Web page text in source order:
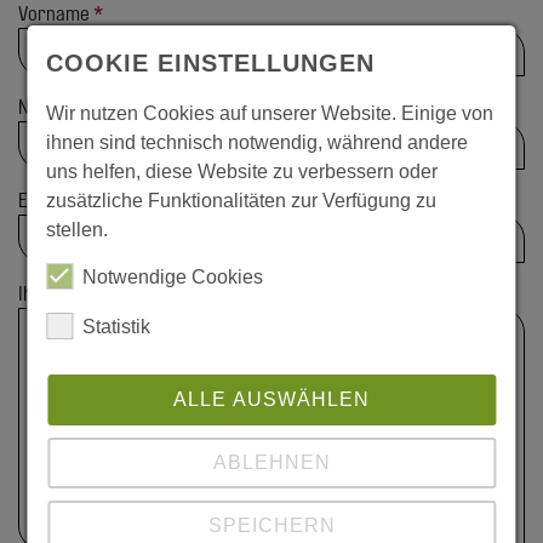
Vorname *
Nachname*
E-Mail Adresse*
Ihre Anfrage
COOKIE EINSTELLUNGEN
Wir nutzen Cookies auf unserer Website. Einige von
ihnen sind technisch notwendig, während andere
uns helfen, diese Website zu verbessern oder
zusätzliche Funktionalitäten zur Verfügung zu
stellen.
Notwendige Cookies
Statistik
ALLE AUSWÄHLEN
ABLEHNEN
SPEICHERN